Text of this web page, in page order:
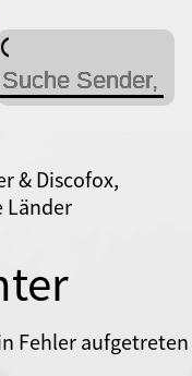
& Discofox,
Länder
Fehler aufgetreten